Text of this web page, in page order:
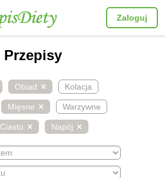
Zaloguj
Przepisy
Obiad Kolacja
Mięsne Warzywne
Ciasto Napój